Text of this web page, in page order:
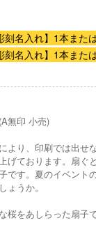
刻名入れ】1本また
刻名入れ】1本また
無印 小売)
より、印刷では出せ
げております。扇ぐ
です。夏のイベント
うか。
をあしらった扇子で